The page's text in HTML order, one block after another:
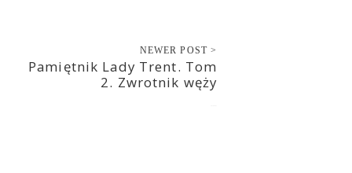
NEWER POST >
Pamiętnik Lady Trent. Tom
2. Zwrotnik węży